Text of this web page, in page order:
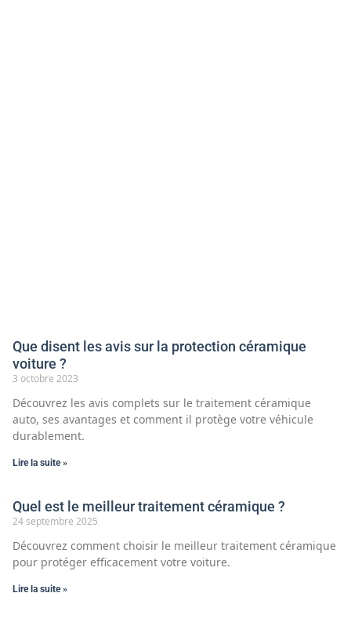
Que disent les avis sur la protection céramique
voiture ?
3 octobre 2023
Découvrez les avis complets sur le traitement céramique
auto, ses avantages et comment il protège votre véhicule
durablement.
Lire la suite »
Quel est le meilleur traitement céramique ?
24 septembre 2025
Découvrez comment choisir le meilleur traitement céramique
pour protéger efficacement votre voiture.
Lire la suite »